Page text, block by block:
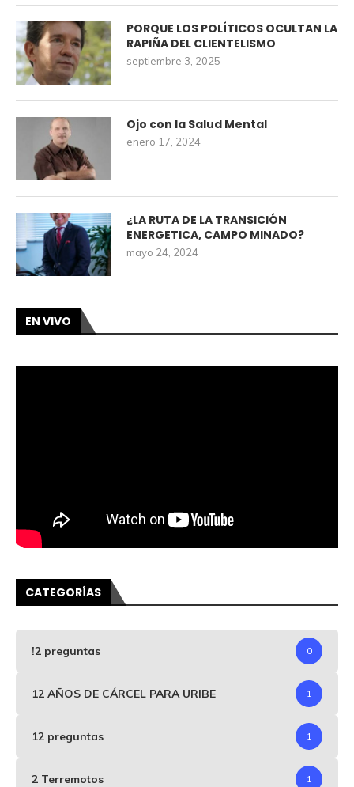
PORQUE LOS POLÍTICOS OCULTAN LA
RAPIÑA DEL CLIENTELISMO
septiembre 3, 2025
Ojo con la Salud Mental
enero 17, 2024
¿LA RUTA DE LA TRANSICIÓN
ENERGETICA, CAMPO MINADO?
mayo 24, 2024
EN VIVO
CATEGORÍAS
!2 preguntas 0
12 AÑOS DE CÁRCEL PARA URIBE 1
12 preguntas 1
2 Terremotos 1